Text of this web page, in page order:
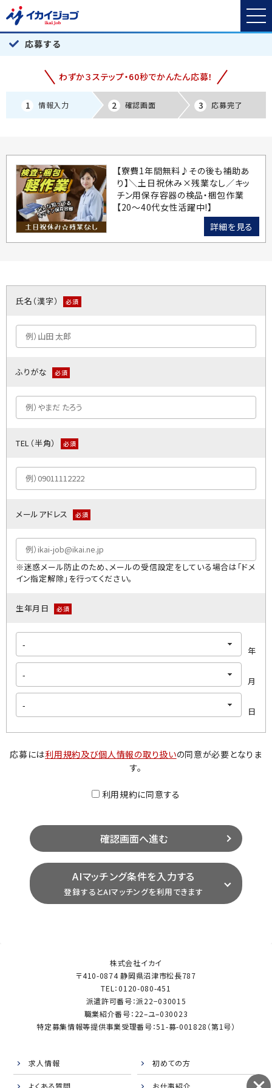
応募する
わずか３ステップ・60秒でかんたん応募！
1 情報入力 2 確認画面 3 応募完了
【寮費1年間無料♪その後も補助あ
り】＼土日祝休み×残業なし／キッ
チン用保存容器の検品・梱包作業
【20～40代女性活躍中!】
詳細を見る
氏名（漢字） 必須
ふりがな 必須
TEL（半角） 必須
メールアドレス 必須
※迷惑メール防止のため、メールの受信設定をしている場合は「ドメ
イン指定解除」を行ってください｡
生年月日 必須
年
月
日
応募には利用規約及び個人情報の取り扱いの同意が必要となりま
す。
利用規約に同意する
AIマッチング条件を入力する
登録するとAIマッチングを利用できます
株式会社イカイ
〒410-0874 静岡県沼津市松長787
TEL：0120-080-451
派遣許可番号：派22−030015
職業紹介番号：22–ユ–030023
特定募集情報等提供事業受理番号：51-募-001828（第1号）
求人情報 初めての方